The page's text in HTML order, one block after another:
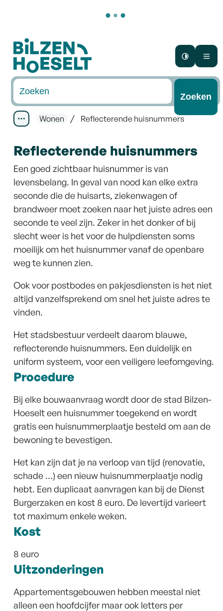
Bilzen-Hoeselt
Waarmee kunnen we jou helpen?
Zoeken
Hoog
Toon alle broodkruimel items
Wonen Reflecterende huisnummers
Reflecterende huisnummers
Een goed zichtbaar huisnummer is van
levensbelang. In geval van nood kan elke extra
seconde die de huisarts, ziekenwagen of
brandweer moet zoeken naar het juiste adres een
seconde te veel zijn. Zeker in het donker of bij
slecht weer is het voor de hulpdiensten soms
moeilijk om het huisnummer vanaf de openbare
weg te kunnen zien.
Ook voor postbodes en pakjesdiensten is het niet
altijd vanzelfsprekend om snel het juiste adres te
vinden.
Het stadsbestuur verdeelt daarom blauwe,
reflecterende huisnummers. Een duidelijk en
uniform systeem, voor een veiligere leefomgeving.
Procedure
Bij elke bouwaanvraag wordt door de stad Bilzen-
Hoeselt een huisnummer toegekend en wordt
gratis een huisnummerplaatje besteld om aan de
bewoning te bevestigen.
Het kan zijn dat je na verloop van tijd (renovatie,
schade …) een nieuw huisnummerplaatje nodig
hebt. Een duplicaat aanvragen kan bij de Dienst
Burgerzaken en kost 8 euro. De levertijd varieert
tot maximum enkele weken.
Kost
8 euro
Uitzonderingen
Appartementsgebouwen hebben meestal niet
alleen een hoofdcijfer maar ook letters per